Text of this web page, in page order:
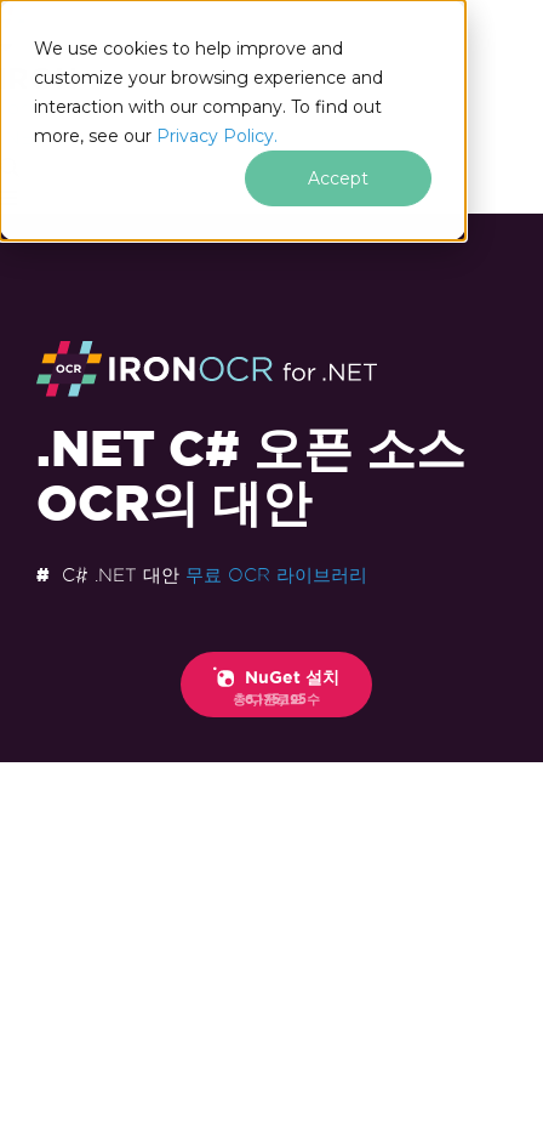
We use cookies to help improve and
customize your browsing experience and
interaction with our company. To find out
more, see our Privacy Policy.
Accept
.NET
.NET C# 오픈 소스
OCR의 대안
C# .NET 대안 무료 OCR 라이브러리
NuGet 설치
총 다운로드 수
6,175,195